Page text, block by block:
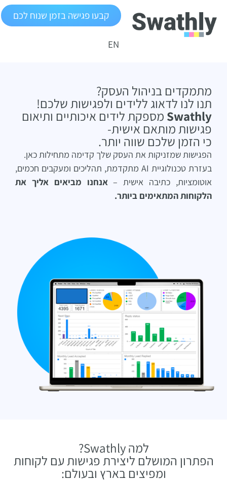
קבעו פגישה בזמן שנוח לכם
EN
מתמקדים בניהול העסק?
תנו לנו לדאוג ללידים ולפגישות שלכם!
Swathly מספקת לידים איכותיים ותיאום
פגישות מותאם אישית-
כי הזמן שלכם שווה יותר.
הפגישות שמזניקות את העסק שלך קדימה מתחילות כאן.
בעזרת טכנולוגיית AI מתקדמת, תהליכים ומעקבים חכמים,
אוטומציות, כתיבה אישית –אנחנו מביאים אליך את
הלקוחות המתאימים ביותר.
למה Swathly?
הפתרון המושלם ליצירת פגישות עם לקוחות
ומפיצים בארץ ובעולם: